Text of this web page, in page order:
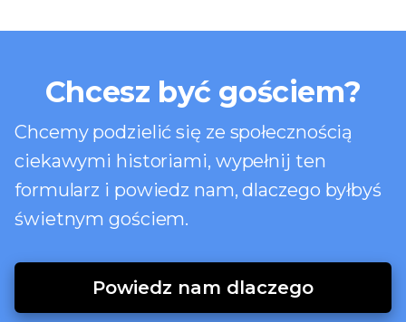
Chcesz być gościem?
Chcemy podzielić się ze społecznością
ciekawymi historiami, wypełnij ten
formularz i powiedz nam, dlaczego byłbyś
świetnym gościem.
Powiedz nam dlaczego